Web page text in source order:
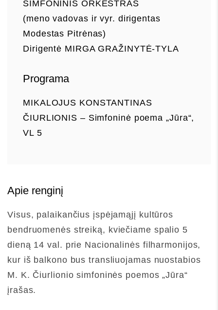
SIMFONINIS ORKESTRAS
(meno vadovas ir vyr. dirigentas
Modestas Pitrėnas)
Dirigentė MIRGA GRAŽINYTĖ-TYLA
Programa
MIKALOJUS KONSTANTINAS
ČIURLIONIS – Simfoninė poema „Jūra“,
VL 5
Apie renginį
Visus, palaikančius įspėjamąjį kultūros
bendruomenės streiką, kviečiame spalio 5
dieną 14 val. prie Nacionalinės filharmonijos,
kur iš balkono bus transliuojamas nuostabios
M. K. Čiurlionio simfoninės poemos „Jūra“
įrašas.